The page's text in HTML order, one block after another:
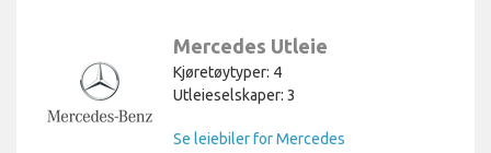
Mercedes Utleie
Kjøretøytyper: 4
Utleieselskaper: 3
Se leiebiler for Mercedes